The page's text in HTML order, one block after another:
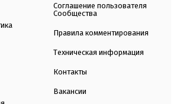
Соглашение пользователя
Сообщества
Правила комментирования
Техническая информация
Контакты
Вакансии